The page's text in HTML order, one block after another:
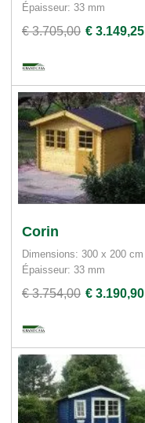
Épaisseur: 33 mm
€ 3.705,00 € 3.149,25
Corin
Dimensions: 300 x 200 cm
Épaisseur: 33 mm
€ 3.754,00 € 3.190,90